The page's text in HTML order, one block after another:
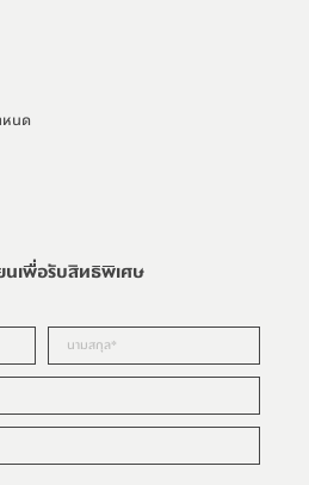
หนด​
นเพื่อรับสิทธิพิเศษ